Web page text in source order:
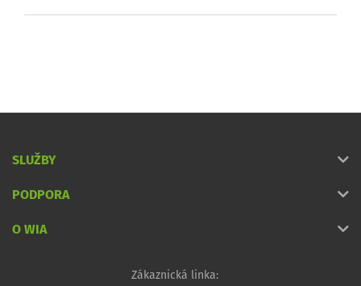
SLUŽBY
PODPORA
O WIA
Zákaznická linka: